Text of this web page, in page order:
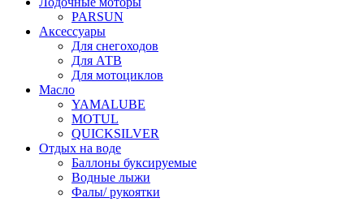
PARSUN
Аксессуары
Для снегоходов
Для АТВ
Для мотоциклов
Масло
YAMALUBE
MOTUL
QUICKSILVER
Отдых на воде
Баллоны буксируемые
Водные лыжи
Фалы/ рукоятки